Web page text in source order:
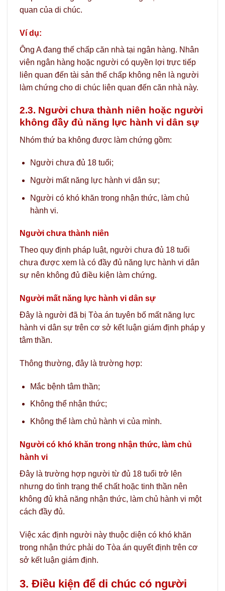
quan của di chúc.
Ví dụ:
Ông A đang thế chấp căn nhà tại ngân hàng. Nhân
viên ngân hàng hoặc người có quyền lợi trực tiếp
liên quan đến tài sản thế chấp không nên là người
làm chứng cho di chúc liên quan đến căn nhà này.
2.3. Người chưa thành niên hoặc người
không đầy đủ năng lực hành vi dân sự
Nhóm thứ ba không được làm chứng gồm:
Người chưa đủ 18 tuổi;
Người mất năng lực hành vi dân sự;
Người có khó khăn trong nhận thức, làm chủ
hành vi.
Người chưa thành niên
Theo quy định pháp luật, người chưa đủ 18 tuổi
chưa được xem là có đầy đủ năng lực hành vi dân
sự nên không đủ điều kiện làm chứng.
Người mất năng lực hành vi dân sự
Đây là người đã bị Tòa án tuyên bố mất năng lực
hành vi dân sự trên cơ sở kết luận giám định pháp y
tâm thần.
Thông thường, đây là trường hợp:
Mắc bệnh tâm thần;
Không thể nhận thức;
Không thể làm chủ hành vi của mình.
Người có khó khăn trong nhận thức, làm chủ
hành vi
Đây là trường hợp người từ đủ 18 tuổi trở lên
nhưng do tình trạng thể chất hoặc tinh thần nên
không đủ khả năng nhận thức, làm chủ hành vi một
cách đầy đủ.
Việc xác định người này thuộc diện có khó khăn
trong nhận thức phải do Tòa án quyết định trên cơ
sở kết luận giám định.
3. Điều kiện để di chúc có người